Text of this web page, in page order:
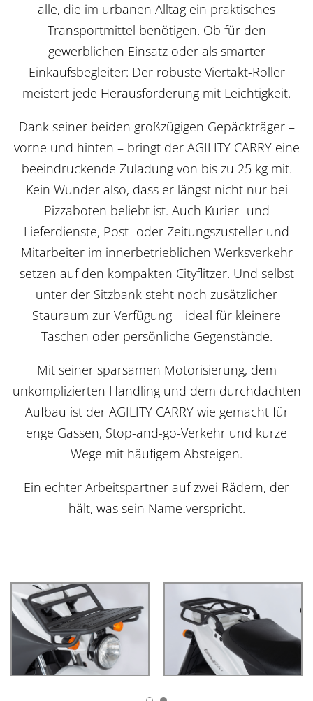
alle, die im urbanen Alltag ein praktisches
Transportmittel benötigen. Ob für den
gewerblichen Einsatz oder als smarter
Einkaufsbegleiter: Der robuste Viertakt-Roller
meistert jede Herausforderung mit Leichtigkeit.
Dank seiner beiden großzügigen Gepäckträger –
vorne und hinten – bringt der AGILITY CARRY eine
beeindruckende Zuladung von bis zu 25 kg mit.
Kein Wunder also, dass er längst nicht nur bei
Pizzaboten beliebt ist. Auch Kurier- und
Lieferdienste, Post- oder Zeitungszusteller und
Mitarbeiter im innerbetrieblichen Werksverkehr
setzen auf den kompakten Cityflitzer. Und selbst
unter der Sitzbank steht noch zusätzlicher
Stauraum zur Verfügung – ideal für kleinere
Taschen oder persönliche Gegenstände.
Mit seiner sparsamen Motorisierung, dem
unkomplizierten Handling und dem durchdachten
Aufbau ist der AGILITY CARRY wie gemacht für
enge Gassen, Stop-and-go-Verkehr und kurze
Wege mit häufigem Absteigen.
Ein echter Arbeitspartner auf zwei Rädern, der
hält, was sein Name verspricht.